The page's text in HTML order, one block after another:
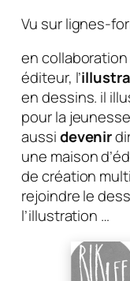
Vu sur lignes-
en
éditeur, l’
en dessins. il
pour la
aussidevenir
une maison
de création
rejoindre le
l’illustration …